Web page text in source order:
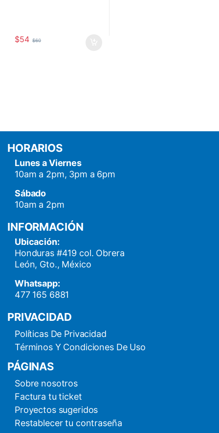
$54 $60
HORARIOS
Lunes a Viernes
10am a 2pm, 3pm a 6pm
Sábado
10am a 2pm
INFORMACIÓN
Ubicación:
Honduras #419 col. Obrera
León, Gto., México
Whatsapp:
477 165 6881
PRIVACIDAD
Políticas De Privacidad
Términos Y Condiciones De Uso
PÁGINAS
Sobre nosotros
Factura tu ticket
Proyectos sugeridos
Restablecer tu contraseña